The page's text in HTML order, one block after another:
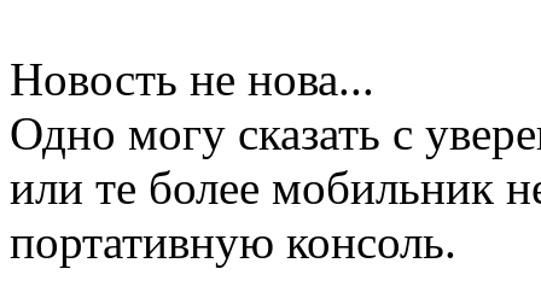
Новость не нова...
Одно могу сказать с
или те более мобильник
портативную консоль.